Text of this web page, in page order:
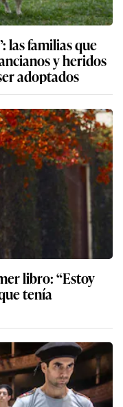
las familias que
y heridos
adoptados
libro: “Estoy
tenía